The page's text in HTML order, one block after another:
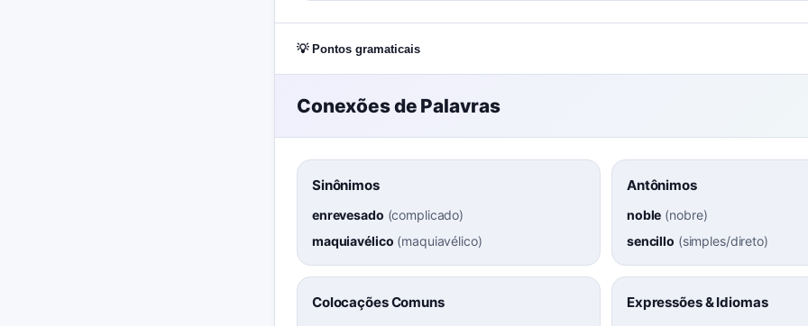
💡 Pontos gramaticais
Conexões de Palavras
Sinônimos
enrevesado (complicado)
maquiavélico (maquiavélico)
Antônimos
noble (nobre)
sencillo (simples/direto)
Colocações Comuns Expressões & Idiomas